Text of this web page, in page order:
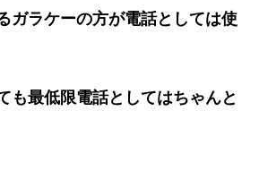
ガラケーの方が電話としては使
も最低限電話としてはちゃんと